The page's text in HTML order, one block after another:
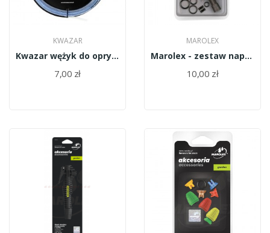
KWAZAR
Kwazar wężyk do opryskiwacza 1,5m WAO.0818
7,00 zł
MAROLEX
Marolex - zestaw naprawczy do lancy Z08b
10,00 zł